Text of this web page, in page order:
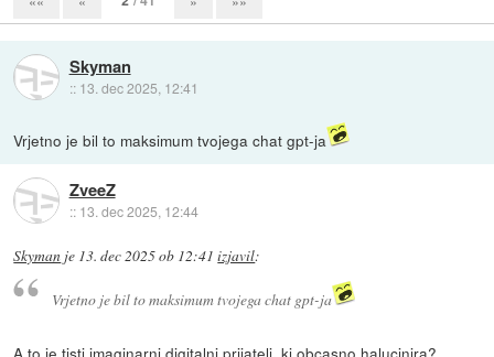
Skyman
:: 13. dec 2025, 12:41
Vrjetno je bil to maksimum tvojega chat gpt-ja
ZveeZ
:: 13. dec 2025, 12:44
Skyman je 13. dec 2025 ob 12:41 izjavil:
Vrjetno je bil to maksimum tvojega chat gpt-ja